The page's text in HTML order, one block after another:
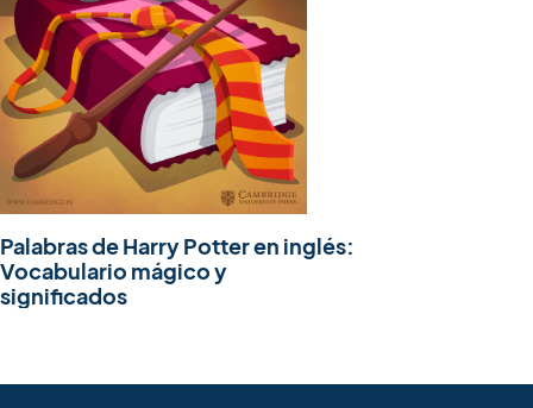
Palabras de Harry Potter en inglés:
Vocabulario mágico y
significados